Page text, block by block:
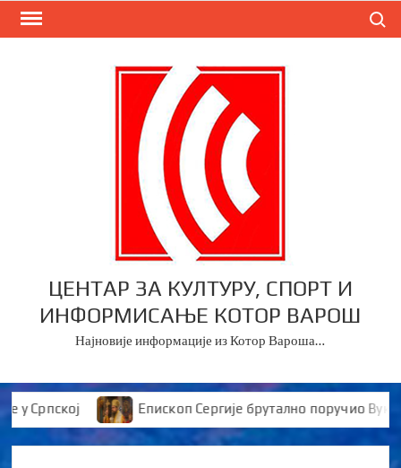
Skip
ЦЕНТАР ЗА КУЛТУРУ, СПОРТ И
ИНФОРМИСАЊЕ КОТОР ВАРОШ
Најновије информације из Котор Вароша…
Епископ Сергије брутално поручио